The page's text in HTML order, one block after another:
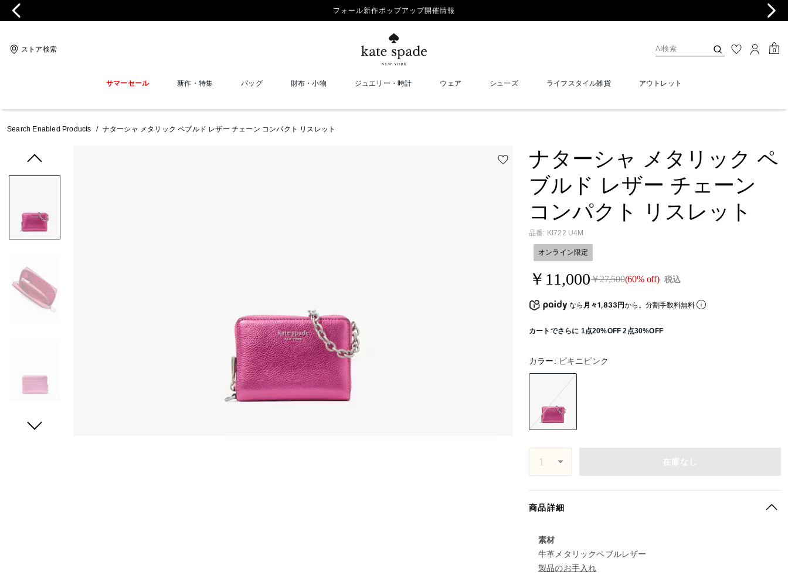
フォール新作ポップアップ開催情報
ストア検索 0
サマーセール 新作・特集 バッグ 財布・小物 ジュエリー・時計 ウェア シューズ ライフスタイル雑貨 アウトレット
Search Enabled Products / ナターシャ メタリック ペブルド レザー チェーン コンパクト リスレット
ナターシャ メタリック ペ
ブルド レザー チェーン
コンパクト リスレット
品番: KI722 U4M
オンライン限定
￥11,000￥27,500(60% off) 税込
なら 月々1,833円から。分割手数料無料
カートでさらに 1点20%OFF 2点30%OFF
カラー: ビキニピンク
在庫なし
商品詳細
素材
牛革メタリックペブルレザー
製品のお手入れ